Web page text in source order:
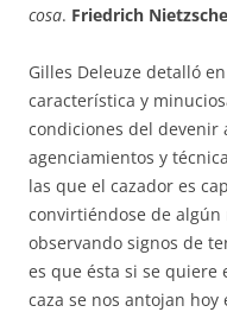
cosa. Friedrich
Gilles Deleuze detalló
característica y
condiciones del devenir
agenciamientos y
las que el cazador es
convirtiéndose de
observando signos de
es que ésta si se quiere
caza se nos antojan